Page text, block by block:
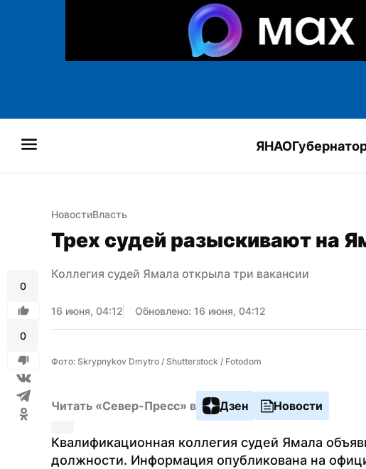
ЯНАО
0
0
НовостиВласть
Трех судей разыскивают на
Коллегия судей Ямала открыла три вакансии
16 июня, 04:12 Обновлено: 16 июня, 04:12
Фото: Skrypnykov Dmytro / Shutterstock / Fotodom
Читать «Север-Пресс» в Дзен Новости
Квалификационная коллегия судей Ямала
должности. Информация опубликована на